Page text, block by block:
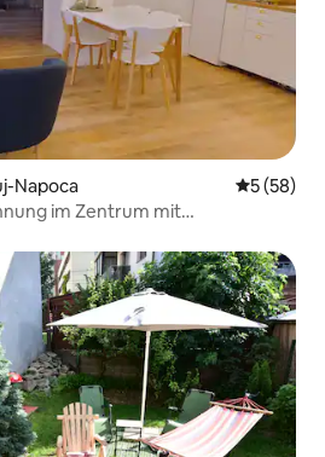
Napoca
5 (58)
im Zentrum mit